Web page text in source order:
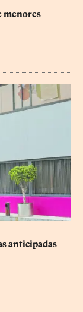
menores
anticipadas